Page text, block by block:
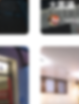
大黒湯